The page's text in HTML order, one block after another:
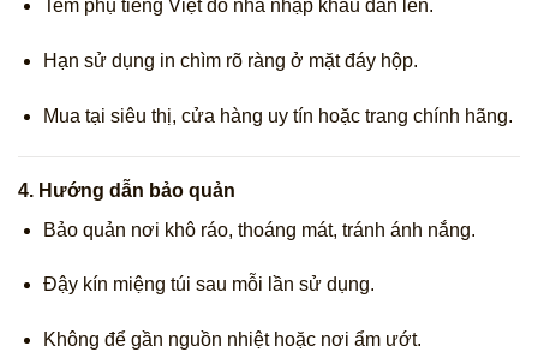
Tem phụ tiếng Việt do nhà nhập khẩu dán lên.
Hạn sử dụng in chìm rõ ràng ở mặt đáy hộp.
Mua tại siêu thị, cửa hàng uy tín hoặc trang chính hãng.
4. Hướng dẫn bảo quản
Bảo quản nơi khô ráo, thoáng mát, tránh ánh nắng.
Đậy kín miệng túi sau mỗi lần sử dụng.
Không để gần nguồn nhiệt hoặc nơi ẩm ướt.